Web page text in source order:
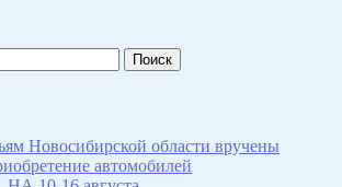
Новосибирской области вручены
автомобилей